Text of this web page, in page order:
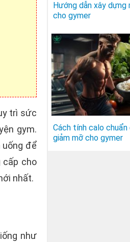
trì sức
gym.
uống để
cấp cho
nhất.
như
Hướng dẫn xây dựng
cho gymer
Cách tính calo
giảm mỡ cho gymer